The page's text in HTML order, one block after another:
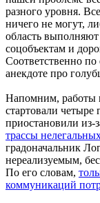
разного уровня.
ничего не могут,
область
соцобъектам и
Соответственно по
анекдоте про
Напомним, работы
стартовали четыре
приостановили из-
трассы
градоначальник
нереализуемым,
По его словам,
коммуникаций